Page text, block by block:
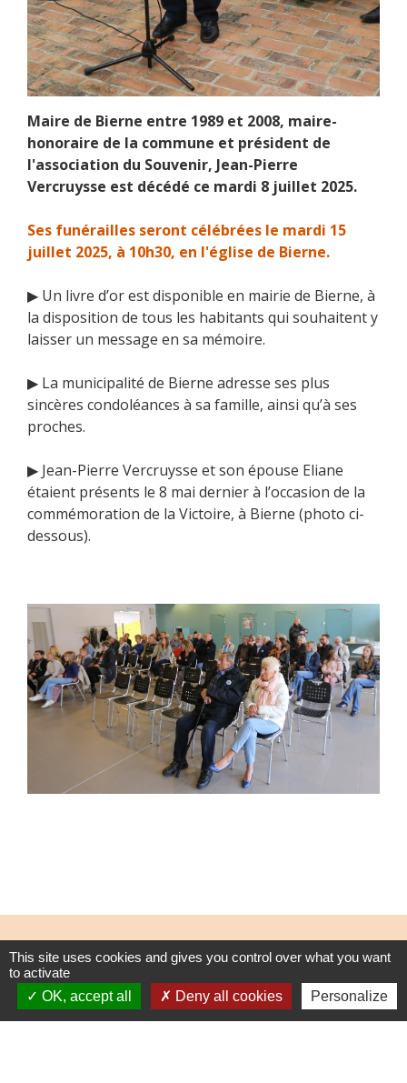
Maire de Bierne entre 1989 et 2008, maire-
honoraire de la commune et président de
l'association du Souvenir, Jean-Pierre
Vercruysse est décédé ce mardi 8 juillet 2025.
Ses funérailles seront célébrées le mardi 15
juillet 2025, à 10h30, en l'église de Bierne.
▶ Un livre d’or est disponible en mairie de Bierne, à
la disposition de tous les habitants qui souhaitent y
laisser un message en sa mémoire.
▶ La municipalité de Bierne adresse ses plus
sincères condoléances à sa famille, ainsi qu’à ses
proches.
▶ Jean-Pierre Vercruysse et son épouse Eliane
étaient présents le 8 mai dernier à l’occasion de la
commémoration de la Victoire, à Bierne (photo ci-
dessous).
Contacts
Commune de Bierne
12 rue de l'Eglise
59380 Bierne - FRANCE
+33 3 28 68 26 66
This site uses cookies and gives you control over what you want
to activate
OK, accept all
Deny all cookies Personalize